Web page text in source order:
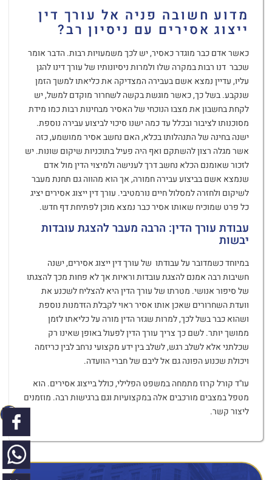
מדוע חשובה פניה אל עורך דין
ייצוג אסירים עם ניסיון רב?
כאשר אדם כבר מוגדר כאסיר, יש לכך משמעויות רבות. הדבר אומר
שכבר דנו רבות במקרה שלו ולמרות ניסיונותיו של עורך דינו להגן
עליו, עדיין נמצא אשם בעבירה המצדיקה את כליאתו למשך הזמן
שנקבע. בשל כך, כאשר מוגשת בקשה לשחרור מוקדם למשל, יש
לקחת בחשבון את מצבו הנוכחי של האסיר מבחינות רבות כמו מידת
מסוכנותו לציבור ובכלל עד כמה ישנו סיכוי לביצוע עבירה נוספת.
ישנה בחינה של התנהלותו בכלא, האם נחשב אסיר ממושמע, כזה
אשר מגלה רצון להשתקם ואף היה פעיל בתוכניות שיקום שונות. יש
לזכור שאומנם הכלא נחשב דרך לענישה ולמיצוי הדין מול אדם
שנמצא אשם בביצוע עבירה חמורה, אך הוא מהווה גם תחנת מעבר
לשיקום ולחזרה למסלול חיים נורמטיבי. עורך דין ייצוג אסירים יציג
כל פרט שמוכיח שאותו אסיר כבר נמצא מוכן לפתיחת דף חדש.
עבודת עורך הדין: הרבה מעבר להצגת עובדות
יבשות
במיוחד כשמדובר על עבודתו של עורך דין ייצוג אסירים, ישנה
חשיבות רבה אמנם להצגת עובדות וראיות אך לא פחות מכך להצגתו
של סיפור אנושי. מטרתו של עורך הדין היא להצליח לשכנע את
וועדת השחרורים שאכן אותו אסיר ראוי לקבלת הזדמנות נוספת
ושהוא כבר בשל לכך, למרות שגזר הדין מורה על כליאתו לזמן
ממושך יותר. לשם כך צריך עורך הדין לפעול באופן שאינו רק
שכלתני אלא לשלב רגש, לשלב בין ידע מקצועי נרחב לבין כריזמה
ויכולת שכנוע הפונה גם אל ליבם של חברי הוועדה.
עו"ד קורל קרוז מתמחה במשפט הפלילי, כולל בייצוג אסירים. הוא
מטפל במצבים מורכבים אלה במקצועיות וגם ברגישות רבה. מוזמנים
ליצור קשר.